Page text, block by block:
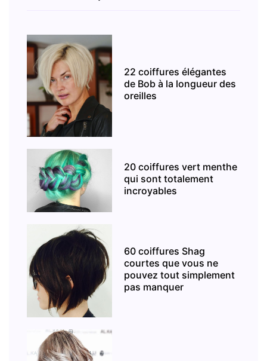
22 coiffures élégantes
de Bob à la longueur des
oreilles
20 coiffures vert menthe
qui sont totalement
incroyables
60 coiffures Shag
courtes que vous ne
pouvez tout simplement
pas manquer